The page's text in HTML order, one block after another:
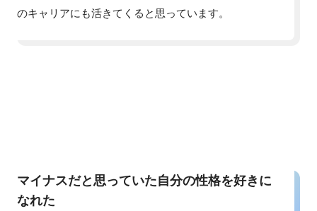
のキャリアにも活きてくると思っています。
マイナスだと思っていた自分の性格を好きに
なれた